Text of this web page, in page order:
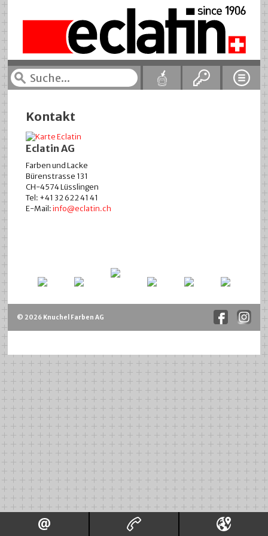
Kontakt
Eclatin AG
Farben und Lacke
Bürenstrasse 131
CH-4574 Lüsslingen
Tel: +41 32 622 41 41
E-Mail:info@eclatin.ch
© 2026 Knuchel Farben AG